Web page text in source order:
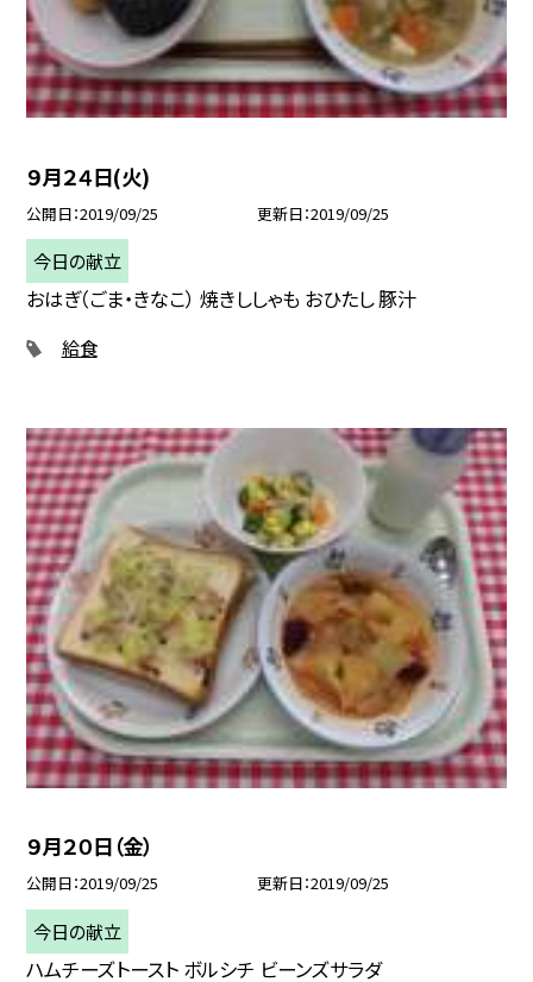
９月２４日(火)
公開日 2019/09/25 更新日 2019/09/25
今日の献立
おはぎ（ごま・きなこ） 焼きししゃも おひたし 豚汁
給食
９月２０日（金）
公開日 2019/09/25 更新日 2019/09/25
今日の献立
ハムチーズトースト ボルシチ ビーンズサラダ